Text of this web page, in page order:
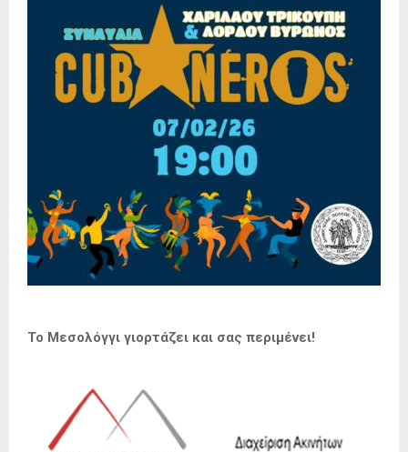
Το Μεσολόγγι γιορτάζει και σας περιμένει!